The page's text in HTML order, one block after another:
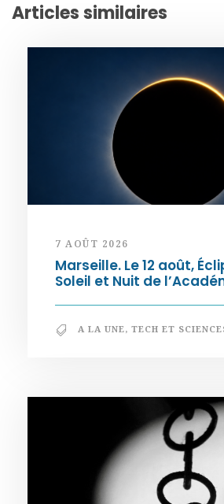
Articles similaires
7 AOÛT 2026
Marseille. Le 12 août,
Soleil et Nuit de
A LA UNE, TECH ET